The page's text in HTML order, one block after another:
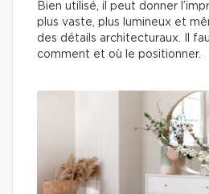
Bien utilisé, il peut donner
plus vaste, plus lumineux et
des détails architecturaux. Il
comment et où le positionner.